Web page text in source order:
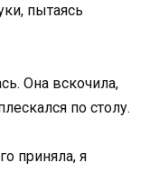
пытаясь
Она вскочила,
по столу.
приняла, я